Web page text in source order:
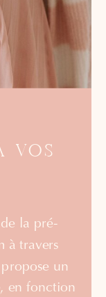
de la pré-
à travers
un
en fonction
VOS